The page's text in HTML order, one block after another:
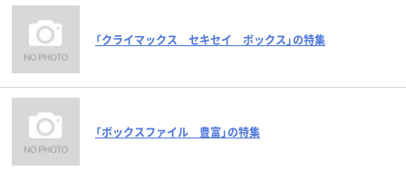
「クライマックス セキセイ ボックス」の特集
「ボックスファイル 豊富」の特集